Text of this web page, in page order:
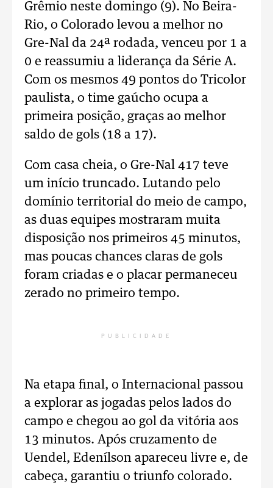
Grêmio neste domingo (9). No Beira-
Rio, o Colorado levou a melhor no
Gre-Nal da 24ª rodada, venceu por 1 a
0 e reassumiu a liderança da Série A.
Com os mesmos 49 pontos do Tricolor
paulista, o time gaúcho ocupa a
primeira posição, graças ao melhor
saldo de gols (18 a 17).
Com casa cheia, o Gre-Nal 417 teve
um início truncado. Lutando pelo
domínio territorial do meio de campo,
as duas equipes mostraram muita
disposição nos primeiros 45 minutos,
mas poucas chances claras de gols
foram criadas e o placar permaneceu
zerado no primeiro tempo.
PUBLICIDADE
Na etapa final, o Internacional passou
a explorar as jogadas pelos lados do
campo e chegou ao gol da vitória aos
13 minutos. Após cruzamento de
Uendel, Edenílson apareceu livre e, de
cabeça, garantiu o triunfo colorado.